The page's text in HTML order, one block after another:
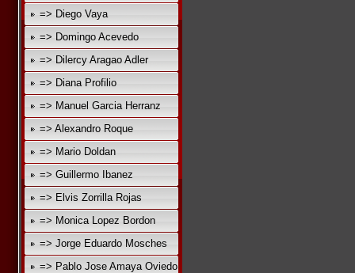
=> Diego Vaya
=> Domingo Acevedo
=> Dilercy Aragao Adler
=> Diana Profilio
=> Manuel Garcia Herranz
=> Alexandro Roque
=> Mario Doldan
=> Guillermo Ibanez
=> Elvis Zorrilla Rojas
=> Monica Lopez Bordon
=> Jorge Eduardo Mosches
=> Pablo Jose Amaya Oviedo